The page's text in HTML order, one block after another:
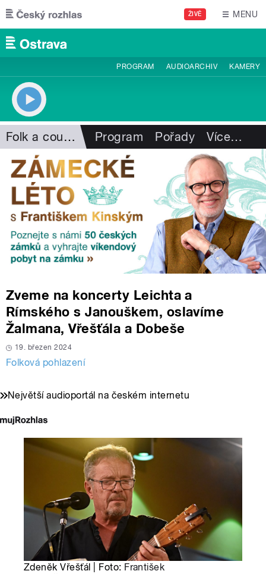
Přejít k hlavnímu obsahu
ŽIVĚ MENU
PROGRAM AUDIOARCHIV KAMERY
Folk a country Program Pořady Více…
Zveme na koncerty Leichta a
Rímského s Janouškem, oslavíme
Žalmana, Vřešťála a Dobeše
19. březen 2024
Folková pohlazení
Největší audioportál na českém internetu
Zdeněk Vřešťál | Foto: František